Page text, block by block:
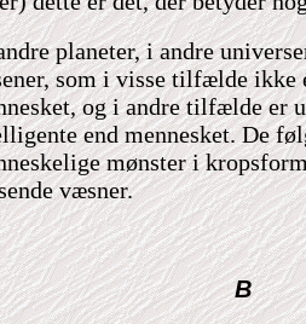
planeter, i andre
som i visse tilfælde ikke
og i andre tilfælde er
end mennesket. De
mønster i
væsner.
B